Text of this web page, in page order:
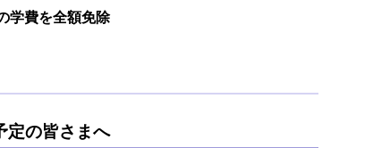
学費を全額免除
定の皆さまへ